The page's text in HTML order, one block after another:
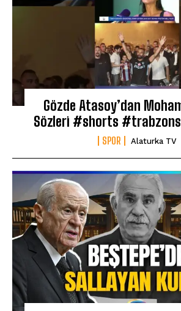
Gözde Atasoy’dan
Sözleri #shorts
SPOR Alaturka TV